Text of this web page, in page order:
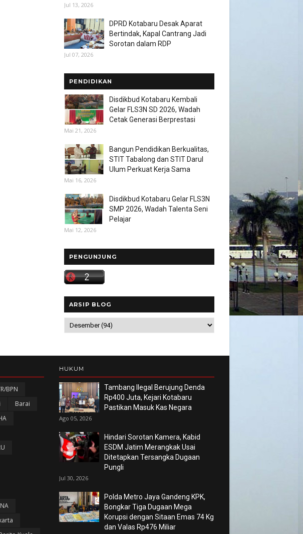
Jul 13, 2026
DPRD Kotabaru Desak Aparat
Bertindak, Kapal Cantrang Jadi
Sorotan dalam RDP
Jul 07, 2026
PENDIDIKAN
Disdikbud Kotabaru Kembali
Gelar FLS3N SD 2026, Wadah
Cetak Generasi Berprestasi
Mai 21, 2026
Bangun Pendidikan Berkualitas,
STIT Tabalong dan STIT Darul
Ulum Perkuat Kerja Sama
Mai 16, 2026
Disdikbud Kotabaru Gelar FLS3N
SMP 2026, Wadah Talenta Seni
Pelajar
Mai 12, 2026
PENGUNJUNG
ARSIP BLOG
BPN
Barai
HUKUM
Tambang Ilegal Berujung Denda
Rp400 Juta, Kejari Kotabaru
Pastikan Masuk Kas Negara
Ago 05, 2026
Hindari Sorotan Kamera, Kabid
ESDM Jatim Merangkak Usai
Ditetapkan Tersangka Dugaan
Pungli
Jul 30, 2026
Polda Metro Jaya Gandeng KPK,
Bongkar Tiga Dugaan Mega
Korupsi dengan Sitaan Emas 74 Kg
dan Valas Rp476 Miliar